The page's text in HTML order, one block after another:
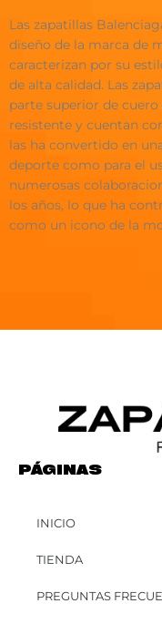
Las zapatillas
diseño de la marca de
caracterizan por su
de alta calidad. Las
parte superior de
resistente y cuentan
las ha convertido en
deporte como para el
numerosas
los años, lo que ha
como un icono de la
PÁGINAS
INICIO
TIENDA
PREGUNTAS